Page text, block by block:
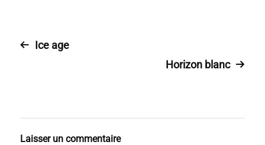
Ice age
Horizon blanc
Laisser un commentaire